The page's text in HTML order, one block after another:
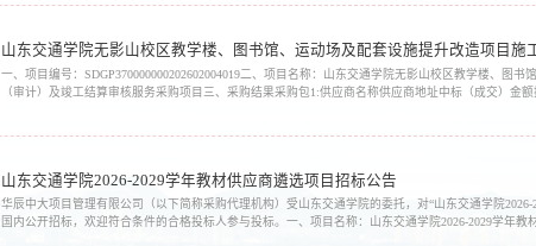
一、项目编号：SDGP370000000202602004019二、项目名称：山东交通学院无影山校区教学楼、图
（审计）及竣工结算审核服务采购项目三、采购结果采购包1:供应商名称供应商地址中标（成交）金
山东交通学院2026-2029学年教材供应商遴选项目招标公告
华辰中大项目管理有限公司（以下简称采购代理机构）受山东交通学院的委托，对“山东交通学院
国内公开招标，欢迎符合条件的合格投标人参与投标。一、项目名称：山东交通学院2026-2029学年教